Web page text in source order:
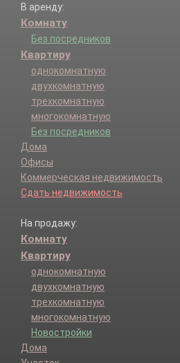
В аренду:
Комнату
Без посредников
Квартиру
однокомнатную
двухкомнатную
трехкомнатную
многокомнатную
Без посредников
Дома
Офисы
Коммерческая недвижимость
Сдать недвижимость
На продажу:
Комнату
Квартиру
однокомнатную
двухкомнатную
трехкомнатную
многокомнатную
Новостройки
Дома